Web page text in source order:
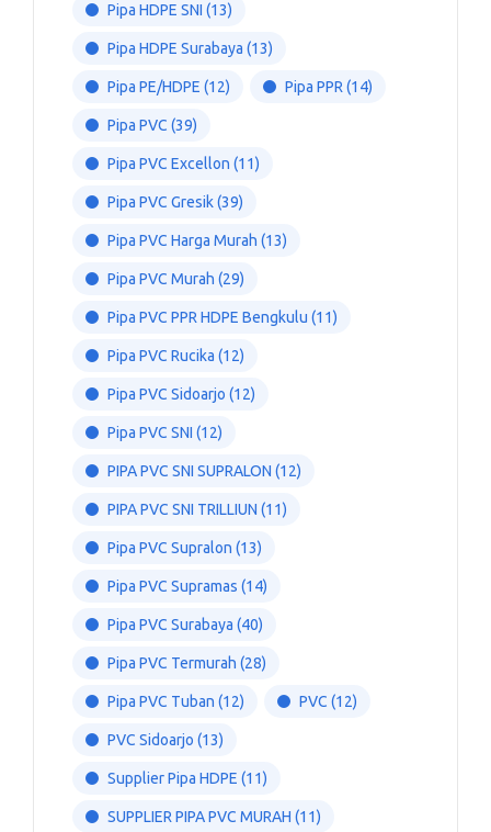
Pipa HDPE SNI (13)
Pipa HDPE Surabaya (13)
Pipa PE/HDPE (12) Pipa PPR (14)
Pipa PVC (39)
Pipa PVC Excellon (11)
Pipa PVC Gresik(39)
Pipa PVC Harga Murah (13)
Pipa PVC Murah (29)
Pipa PVC PPR HDPE Bengkulu (11)
Pipa PVC Rucika (12)
Pipa PVC Sidoarjo (12)
Pipa PVC SNI (12)
PIPA PVC SNI SUPRALON (12)
PIPA PVC SNI TRILLIUN (11)
Pipa PVC Supralon (13)
Pipa PVC Supramas (14)
Pipa PVC Surabaya (40)
Pipa PVC Termurah (28)
Pipa PVC Tuban (12) PVC (12)
PVC Sidoarjo (13)
Supplier Pipa HDPE (11)
SUPPLIER PIPA PVC MURAH (11)